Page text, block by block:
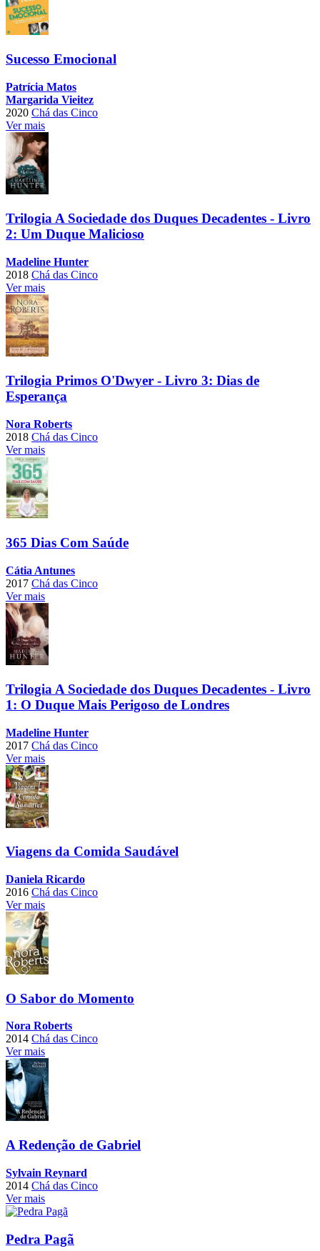
Sucesso Emocional
Patrícia Matos
Margarida Vieitez
2020 Chá das Cinco
Ver mais
Trilogia A Sociedade dos Duques Decadentes - Livro
2: Um Duque Malicioso
Madeline Hunter
2018 Chá das Cinco
Ver mais
Trilogia Primos O'Dwyer - Livro 3: Dias de
Esperança
Nora Roberts
2018 Chá das Cinco
Ver mais
365 Dias Com Saúde
Cátia Antunes
2017 Chá das Cinco
Ver mais
Trilogia A Sociedade dos Duques Decadentes - Livro
1: O Duque Mais Perigoso de Londres
Madeline Hunter
2017 Chá das Cinco
Ver mais
Viagens da Comida Saudável
Daniela Ricardo
2016 Chá das Cinco
Ver mais
O Sabor do Momento
Nora Roberts
2014 Chá das Cinco
Ver mais
A Redenção de Gabriel
Sylvain Reynard
2014 Chá das Cinco
Ver mais
Pedra Pagã